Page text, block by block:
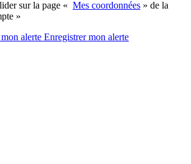
sur la page « Mes coordonnées » de la
»
alerte Enregistrermon alerte